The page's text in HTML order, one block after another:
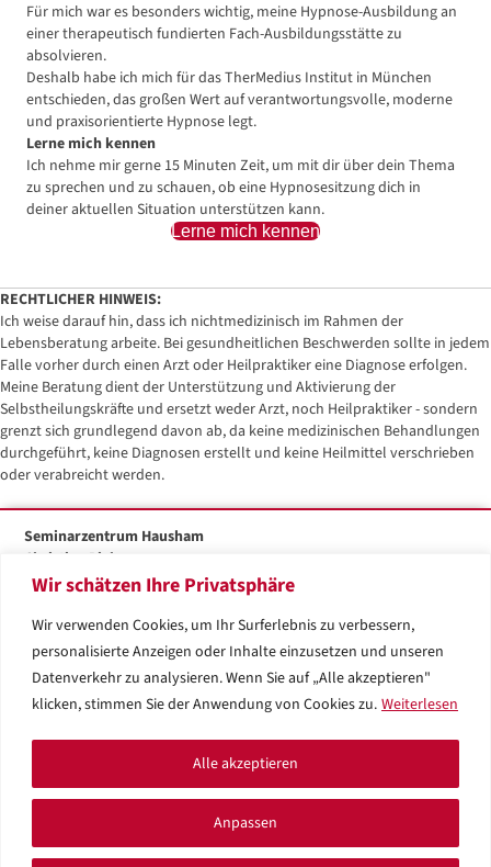
Wir schätzen Ihre Privatsphäre
Wir verwenden Cookies, um Ihr Surferlebnis zu verbessern,
personalisierte Anzeigen oder Inhalte einzusetzen und unseren
Datenverkehr zu analysieren. Wenn Sie auf „Alle akzeptieren"
klicken, stimmen Sie der Anwendung von Cookies zu. Weiterlesen
Anpassen
Alle akzeptieren
Für mich war es besonders wichtig, meine Hypnose-Ausbildung an
einer therapeutisch fundierten Fach-Ausbildungsstätte zu
absolvieren.
Deshalb habe ich mich für das TherMedius Institut in München
entschieden, das großen Wert auf verantwortungsvolle, moderne
und praxisorientierte Hypnose legt.
Lerne mich kennen
Ich nehme mir gerne 15 Minuten Zeit, um mit dir über dein Thema
zu sprechen und zu schauen, ob eine Hypnosesitzung dich in
deiner aktuellen Situation unterstützen kann.
Lerne mich kennen
RECHTLICHER HINWEIS:
Ich weise darauf hin, dass ich nichtmedizinisch im Rahmen der
Lebensberatung arbeite. Bei gesundheitlichen Beschwerden sollte in jedem
Falle vorher durch einen Arzt oder Heilpraktiker eine Diagnose erfolgen.
Meine Beratung dient der Unterstützung und Aktivierung der
Selbstheilungskräfte und ersetzt weder Arzt, noch Heilpraktiker - sondern
grenzt sich grundlegend davon ab, da keine medizinischen Behandlungen
durchgeführt, keine Diagnosen erstellt und keine Heilmittel verschrieben
oder verabreicht werden.
Seminarzentrum Hausham
Christine Bieber
Dr.-Franz-Langecker-Str. 26
Tel: +49 (0) 8026 / 92 08 95
info@seminarzentrum-hausham.de
©Seminarzentrum Hausham - Christine Bieber
Facebook Christine Bieber -
Instagram Christine Bieber -
Linkedin Christine Bieber -
AGBs